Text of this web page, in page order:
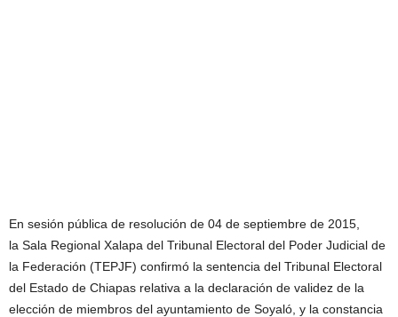
En sesión pública de resolución de 04 de septiembre de 2015,
la Sala Regional Xalapa del Tribunal Electoral del Poder Judicial de
la Federación (TEPJF) confirmó la sentencia del Tribunal Electoral
del Estado de Chiapas relativa a la declaración de validez de la
elección de miembros del ayuntamiento de Soyaló, y la constancia